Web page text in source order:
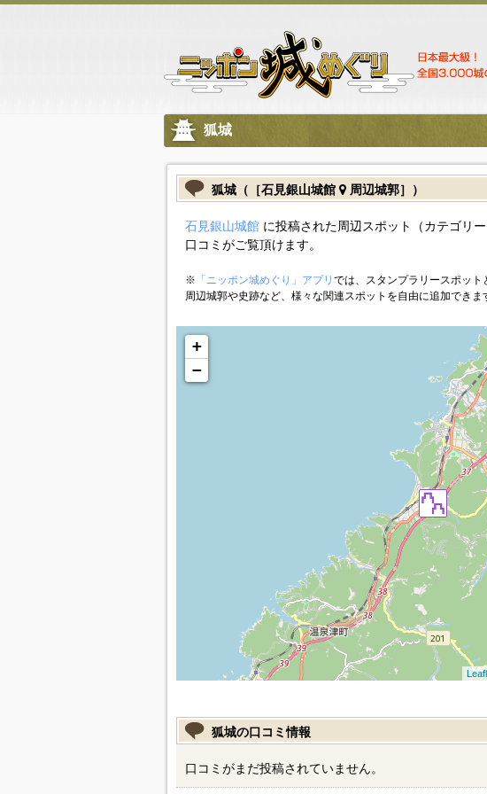
狐城
狐城（［石見銀山城館 周辺城郭］）
石見銀山城館に投稿された周辺スポット（カテゴリ
口コミがご覧頂けます。
※ 「ニッポン城めぐり」アプリ では、スタンプラリースポット
周辺城郭や史跡など、様々な関連スポットを自由に追加できま
+
−
狐城の口コミ情報
口コミがまだ投稿されていません。